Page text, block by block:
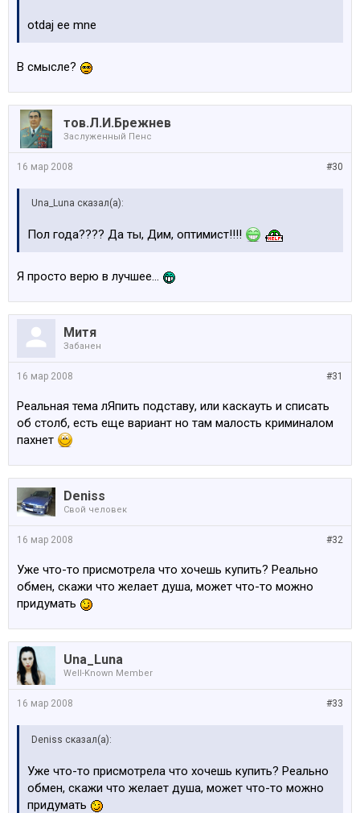
otdaj ee mne
В смысле?
тов.Л.И.Брежнев
Заслуженный Пенс
#30
16 мар 2008
Una_Luna сказал(а):
Пол года???? Да ты, Дим, оптимист!!!!
Я просто верю в лучшее...
Митя
Забанен
#31
16 мар 2008
Реальная тема лЯпить подставу, или каскауть и списать
об столб, есть еще вариант но там малость криминалом
пахнет
Deniss
Свой человек
#32
16 мар 2008
Уже что-то присмотрела что хочешь купить? Реально
обмен, скажи что желает душа, может что-то можно
придумать
Una_Luna
Well-Known Member
#33
16 мар 2008
Deniss сказал(а):
Уже что-то присмотрела что хочешь купить? Реально
обмен, скажи что желает душа, может что-то можно
придумать